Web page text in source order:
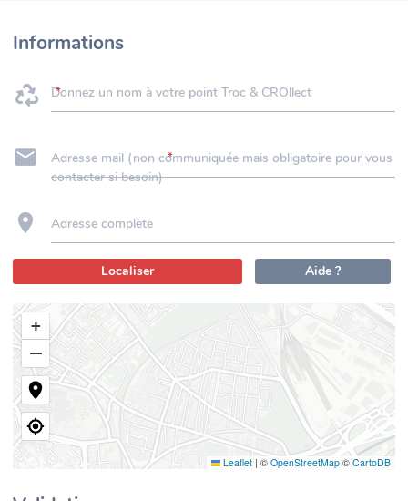
Informations
Donnez un nom à votre point Troc & CROllect
Adresse mail (non communiquée mais obligatoire pour vous
contacter si besoin)
Adresse complète
Localiser Aide ?
+
−
Leaflet | © OpenStreetMap © CartoDB